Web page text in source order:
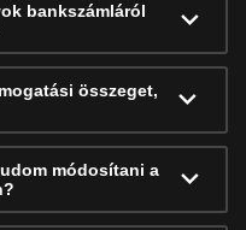
bankszámláról
összeget,
módosítani a